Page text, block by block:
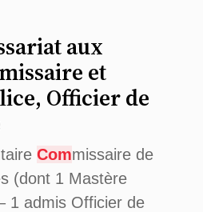
aux
missaire et
Officier de
Commissaire de
(dont 1 Mastère
1 admis Officier de